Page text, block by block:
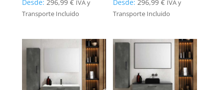
Desde: 296,99 € IVA y
Transporte Incluido
Desde:296,99€ IVA y
Transporte Incluido